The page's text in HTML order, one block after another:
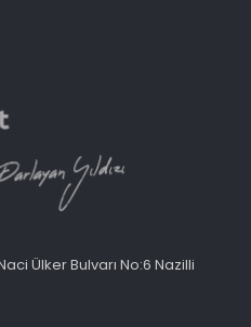
Ülker Bulvarı No:6 Nazilli